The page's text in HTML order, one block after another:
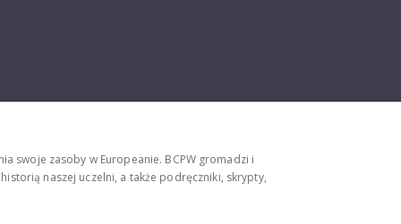
swoje zasoby w Europeanie. BCPW gromadzi i
naszej uczelni, a także podręczniki, skrypty,